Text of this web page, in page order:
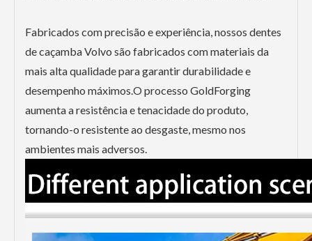
Fabricados com precisão e experiência, nossos dentes
de caçamba Volvo são fabricados com materiais da
mais alta qualidade para garantir durabilidade e
desempenho máximos.O processo GoldForging
aumenta a resistência e tenacidade do produto,
tornando-o resistente ao desgaste, mesmo nos
ambientes mais adversos.